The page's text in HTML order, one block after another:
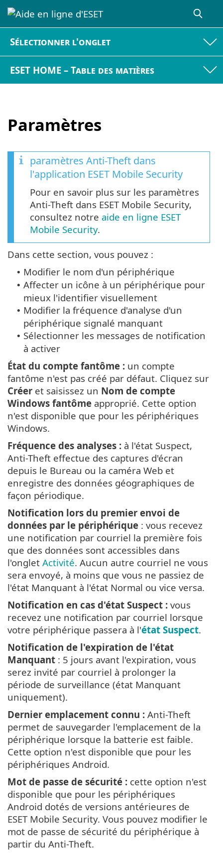
Sélectionner l'onglet
ESET HOME – Table des matières
Paramètres
paramètres Anti-Theft dans
l'application ESET Mobile Security
Pour en savoir plus sur les paramètres
Anti-Theft dans ESET Mobile Security,
consultez notre aide en ligne ESET
Mobile Security.
Dans cette section, vous pouvez :
• Modifier le nom d'un périphérique
• Affecter un icône à un périphérique pour
mieux l'identifier visuellement
• Modifier la fréquence d'analyse d'un
périphérique signalé manquant
• Sélectionner les messages de notification
à activer
État du compte fantôme : un compte
fantôme n'est pas créé par défaut. Cliquez sur
Créer et saisissez un Nom de compte
Windows fantôme approprié. Cette option
n'est disponible que pour les périphériques
Windows.
Fréquence des analyses : à l'état Suspect,
Anti-Theft effectue des captures d'écran
depuis le Bureau ou la caméra Web et
enregistre des données géographiques de
façon périodique.
Notification lors du premier envoi de
données par le périphérique : vous recevez
une notification par courriel la première fois
que des données sont accessibles dans
l'onglet Activité. Aucun autre courriel ne vous
sera envoyé, à moins que vous ne passiez de
l'état Manquant à l'état Normal ou vice versa.
Notification en cas d'état Suspect : vous
recevez une notification par courriel lorsque
votre périphérique passera à l'état Suspect.
Notification de l'expiration de l'état
Manquant : 5 jours avant l'expiration, vous
serez invité par courriel à prolonger la
période de surveillance (état Manquant
uniquement).
Dernier emplacement connu : Anti-Theft
permet de sauvegarder l'emplacement de la
périphérique lorsque la batterie est faible.
Cette option n'est disponible que pour les
périphériques Android.
Mot de passe de sécurité : cette option n'est
disponible que pour les périphériques
Android dotés de versions antérieures de
ESET Mobile Security. Vous pouvez modifier le
mot de passe de sécurité du périphérique à
partir du Anti-Theft.